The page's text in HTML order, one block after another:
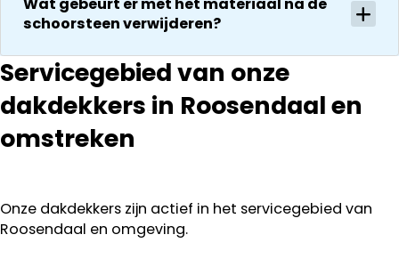
communeren
transparant.
aanraden.
schoorsteen verwijderen?
Servicegebied van onze
dakdekkers in Roosendaal en
omstreken
Onze dakdekkers zijn actief in het servicegebied van
Roosendaal en omgeving.